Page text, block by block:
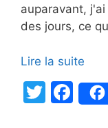
auparavant,
des jours, ce
Lire la suite
T
F
a